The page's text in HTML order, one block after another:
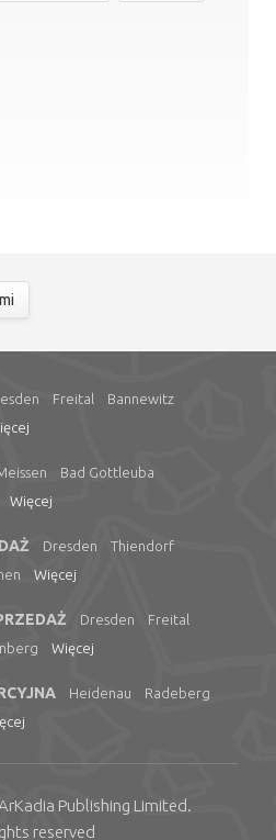
Freital
Bannewitz
Bad Gottleuba
Więcej
Dresden
Thiendorf
Więcej
Dresden
Freital
Więcej
Heidenau
Radeberg
Publishing Limited.
reserved